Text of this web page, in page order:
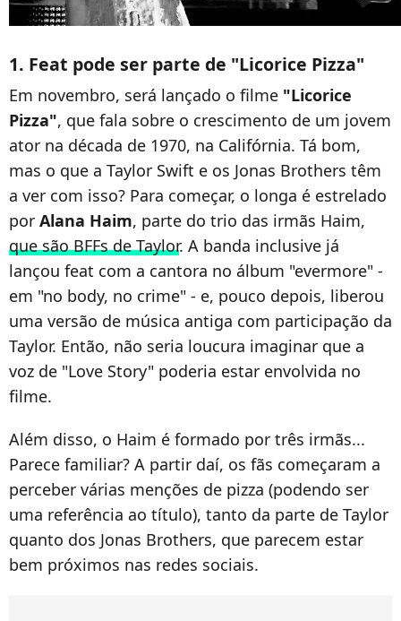
1. Feat pode ser parte de "Licorice Pizza"
Em novembro, será lançado o filme "Licorice
Pizza", que fala sobre o crescimento de um jovem
ator na década de 1970, na Califórnia. Tá bom,
mas o que a Taylor Swift e os Jonas Brothers têm
a ver com isso? Para começar, o longa é estrelado
por Alana Haim, parte do trio das irmãs Haim,
que são BFFs de Taylor. A banda inclusive já
lançou feat com a cantora no álbum "evermore" -
em "no body, no crime" - e, pouco depois, liberou
uma versão de música antiga com participação da
Taylor. Então, não seria loucura imaginar que a
voz de "Love Story" poderia estar envolvida no
filme.
Além disso, o Haim é formado por três irmãs...
Parece familiar? A partir daí, os fãs começaram a
perceber várias menções de pizza (podendo ser
uma referência ao título), tanto da parte de Taylor
quanto dos Jonas Brothers, que parecem estar
bem próximos nas redes sociais.